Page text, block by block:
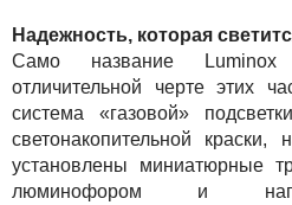
Надежность, которая
Само название
отличительной черте этих
система «газовой»
светонакопительной
установлены миниатюрные
люминофором и